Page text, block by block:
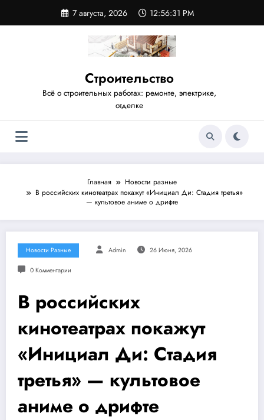
содержимому
7 августа, 2026 12:56:31 PM
Строительство
Всё о строительных работах: ремонте, электрике,
отделке
Главная
Новости разные
В российских кинотеатрах покажут «Инициал Ди: Стадия третья»
— культовое аниме о дрифте
Новости Разные Admin 26 Июня, 2026
0 Комментарии
В российских
кинотеатрах покажут
«Инициал Ди: Стадия
третья» — культовое
аниме о дрифте